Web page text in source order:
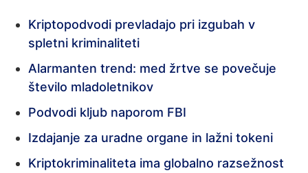
Kriptopodvodi prevladajo pri izgubah v
spletni kriminaliteti
Alarmanten trend: med žrtve se povečuje
število mladoletnikov
Podvodi kljub naporom FBI
Izdajanje za uradne organe in lažni tokeni
Kriptokriminaliteta ima globalno razsežnost